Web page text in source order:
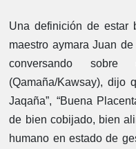
Una definición de estar
maestro aymara Juan
conversando
(Qamaña/Kawsay), dijo
Jaqaña”, “Buena
de bien cobijado, bien
humano en estado de